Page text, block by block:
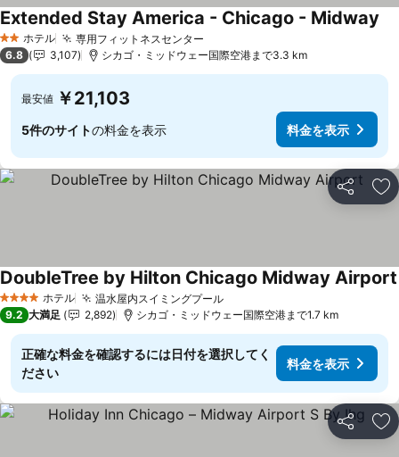
2 ホテルのランク
ホテル 専用フィットネスセンター
Extended Stay America - Chicago - Midway
6.8 3,107 シカゴ・ミッドウェー国際空港まで3.3 km
最安値 ￥21,103
5件のサイトの料金を表示 料金を表示
シェア お
4 ホテルのランク
ホテル 温水屋内スイミングプール料金を表示
DoubleTree by Hilton Chicago Midway Airport
9.2 大満足 2,892 シカゴ・ミッドウェー国際空港まで1.7 km
正確な料金を確認するには日付を選択してく
ださい
料金を表示
シェア お